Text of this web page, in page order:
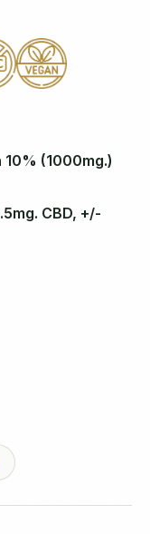
(1000mg.)
CBD, +/-